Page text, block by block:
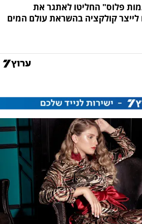
פלוס" החליטו לאתגר את
קולקציה בהשראת עולם המים